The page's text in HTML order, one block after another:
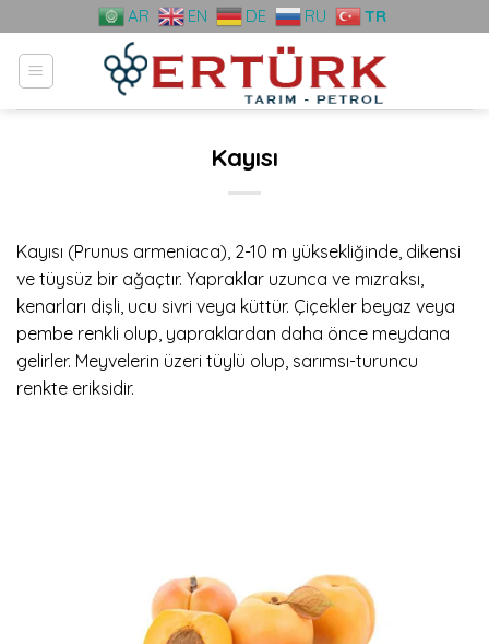
content
AR EN DE RU TR
Kayısı
Kayısı (Prunus armeniaca), 2-10 m yüksekliğinde, dikensi
ve tüysüz bir ağaçtır. Yapraklar uzunca ve mızraksı,
kenarları dişli, ucu sivri veya küttür. Çiçekler beyaz veya
pembe renkli olup, yapraklardan daha önce meydana
gelirler. Meyvelerin üzeri tüylü olup, sarımsı-turuncu
renkte eriksidir.